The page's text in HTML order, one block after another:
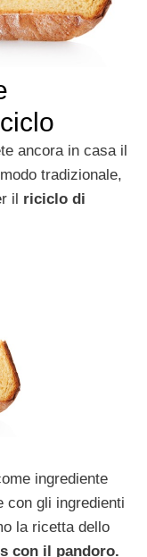
ancora in casa il
tradizionale,
il riciclo di
ingrediente
con gli ingredienti
la ricetta dello
con il pandoro.